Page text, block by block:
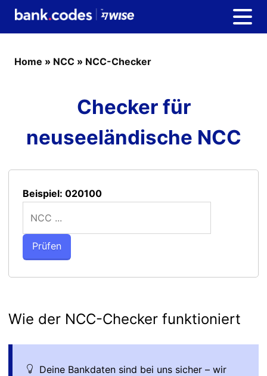
Home » NCC » NCC-Checker
Checker für
neuseeländische NCC
Beispiel: 020100
Wie der NCC-Checker funktioniert
Deine Bankdaten sind bei uns sicher – wir